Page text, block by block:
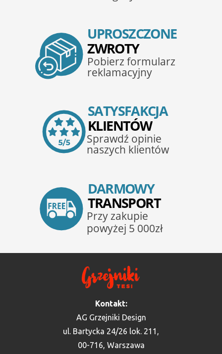
Kontakt:
AG Grzejniki Design
ul. Bartycka 24/26 lok. 211,
00-716, Warszawa